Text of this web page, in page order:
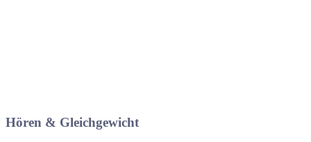
Hören & Gleichgewicht